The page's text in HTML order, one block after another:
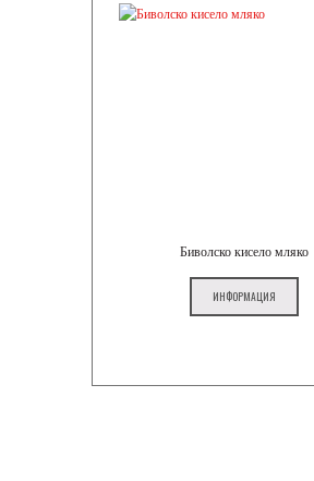
Биволско кисело мляко
ИНФОРМАЦИЯ